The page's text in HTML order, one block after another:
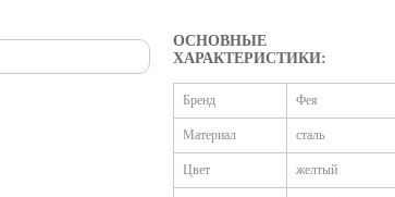
ОСНОВНЫЕ
ХАРАКТЕРИСТИКИ:
Бренд Фея
Материал сталь
Цвет желтый